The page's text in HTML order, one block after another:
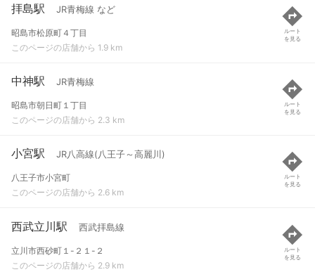
拝島駅 JR青梅線 など
昭島市松原町４丁目
このページの店舗から 1.9 km
ルート
を見る
中神駅 JR青梅線
昭島市朝日町１丁目
このページの店舗から 2.3 km
ルート
を見る
小宮駅 JR八高線(八王子～高麗川)
八王子市小宮町
このページの店舗から 2.6 km
ルート
を見る
西武立川駅 西武拝島線
立川市西砂町１-２１-２
このページの店舗から 2.9 km
ルート
を見る